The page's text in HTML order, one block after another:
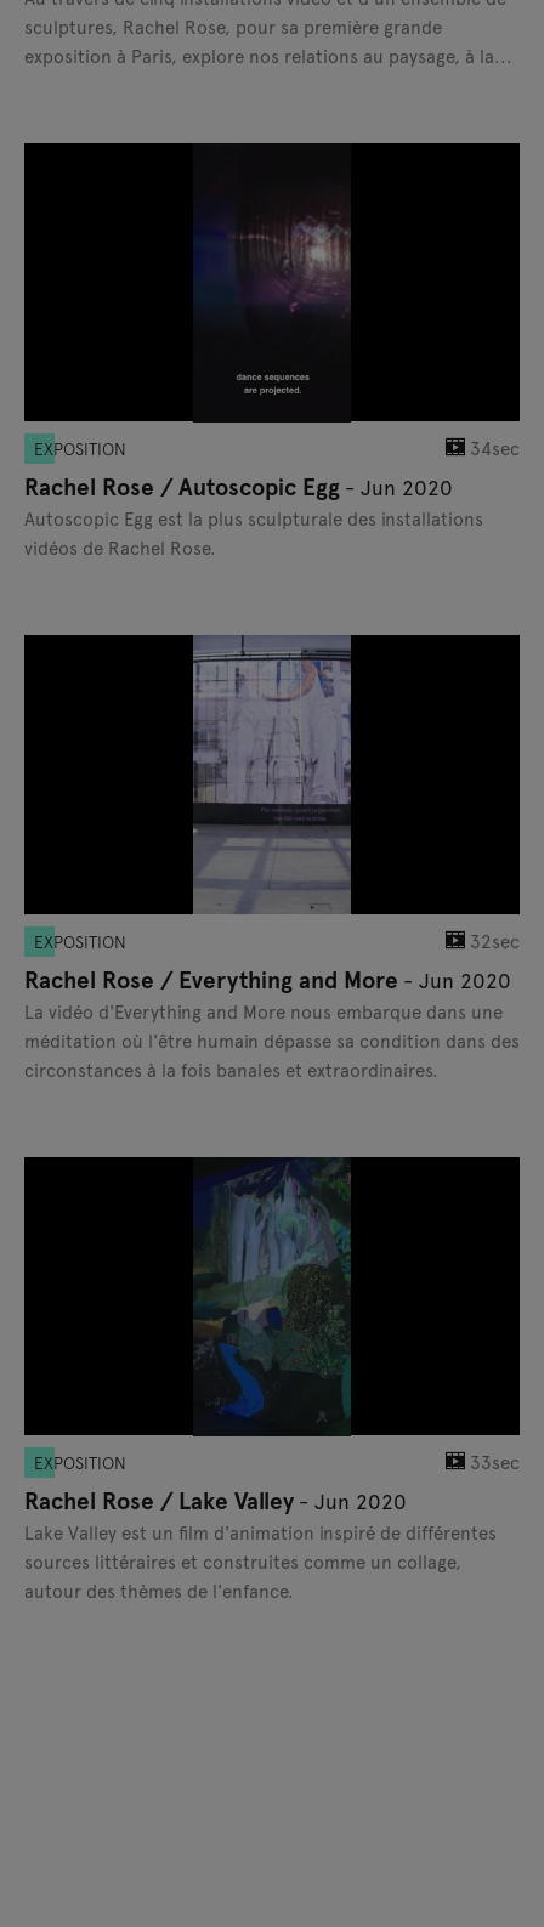
sculptures, Rachel Rose, pour sa première grande
exposition à Paris, explore nos relations au paysage, à la...
EXPOSITION 34sec
Rachel Rose / Autoscopic Egg - Jun 2020
Autoscopic Egg est la plus sculpturale des installations
vidéos de Rachel Rose.
EXPOSITION 32sec
Rachel Rose / Everything and More - Jun 2020
La vidéo d'Everything and More nous embarque dans une
méditation où l'être humain dépasse sa condition dans des
circonstances à la fois banales et extraordinaires.
EXPOSITION 33sec
Rachel Rose / Lake Valley - Jun 2020
Lake Valley est un film d'animation inspiré de différentes
sources littéraires et construites comme un collage,
autour des thèmes de l'enfance.